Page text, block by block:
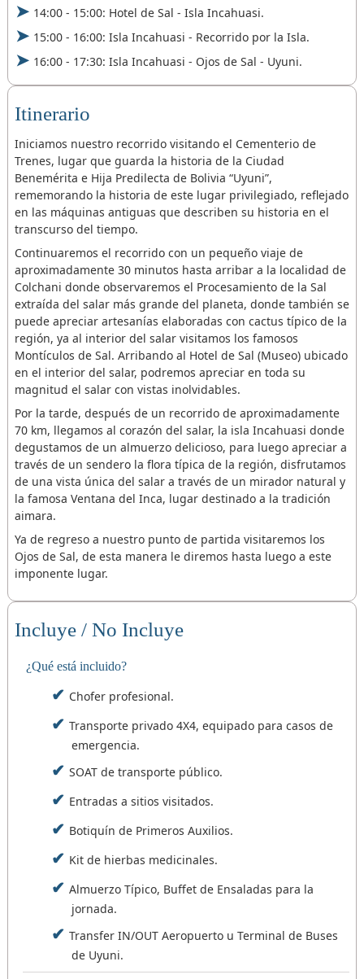
14:00 - 15:00: Hotel de Sal - Isla Incahuasi.
15:00 - 16:00: Isla Incahuasi - Recorrido por la Isla.
16:00 - 17:30: Isla Incahuasi - Ojos de Sal - Uyuni.
Itinerario
Iniciamos nuestro recorrido visitando el Cementerio de
Trenes, lugar que guarda la historia de la Ciudad
Benemérita e Hija Predilecta de Bolivia “Uyuni”,
rememorando la historia de este lugar privilegiado, reflejado
en las máquinas antiguas que describen su historia en el
transcurso del tiempo.
Continuaremos el recorrido con un pequeño viaje de
aproximadamente 30 minutos hasta arribar a la localidad de
Colchani donde observaremos el Procesamiento de la Sal
extraída del salar más grande del planeta, donde también se
puede apreciar artesanías elaboradas con cactus típico de la
región, ya al interior del salar visitamos los famosos
Montículos de Sal. Arribando al Hotel de Sal (Museo) ubicado
en el interior del salar, podremos apreciar en toda su
magnitud el salar con vistas inolvidables.
Por la tarde, después de un recorrido de aproximadamente
70 km, llegamos al corazón del salar, la isla Incahuasi donde
degustamos de un almuerzo delicioso, para luego apreciar a
través de un sendero la flora típica de la región, disfrutamos
de una vista única del salar a través de un mirador natural y
la famosa Ventana del Inca, lugar destinado a la tradición
aimara.
Ya de regreso a nuestro punto de partida visitaremos los
Ojos de Sal, de esta manera le diremos hasta luego a este
imponente lugar.
Incluye / No Incluye
¿Qué está incluido?
Chofer profesional.
Transporte privado 4X4, equipado para casos de
emergencia.
SOAT de transporte público.
Entradas a sitios visitados.
Botiquín de Primeros Auxilios.
Kit de hierbas medicinales.
Almuerzo Típico, Buffet de Ensaladas para la
jornada.
Transfer IN/OUT Aeropuerto u Terminal de Buses
de Uyuni.